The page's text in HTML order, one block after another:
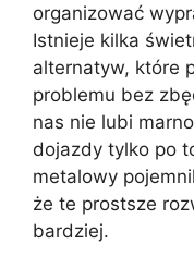
organizować
Istnieje kilka
alternatyw, które
problemu bez
nas nie lubi
dojazdy tylko po
metalowy
że te prostsze
bardziej.